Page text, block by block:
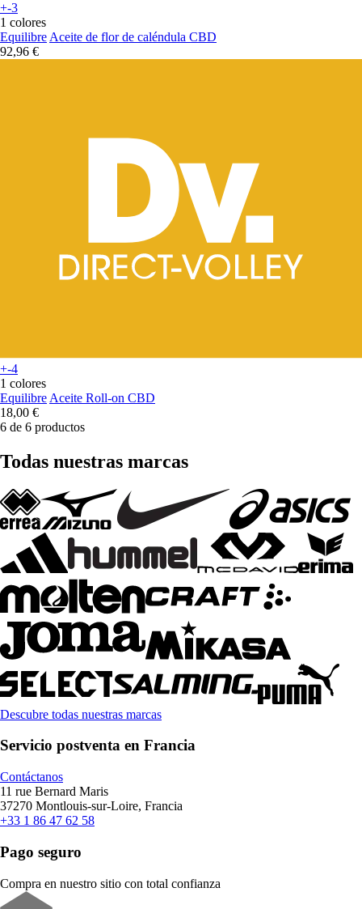
+-3
1 colores
Equilibre Aceite de flor de caléndula CBD
92,96 €
+-4
1 colores
Equilibre Aceite Roll-on CBD
18,00 €
6 de 6 productos
Todas nuestras marcas
Descubre todas nuestras marcas
Servicio postventa en Francia
Contáctanos
11 rue Bernard Maris
37270 Montlouis-sur-Loire, Francia
+33 1 86 47 62 58
Pago seguro
Compra en nuestro sitio con total confianza